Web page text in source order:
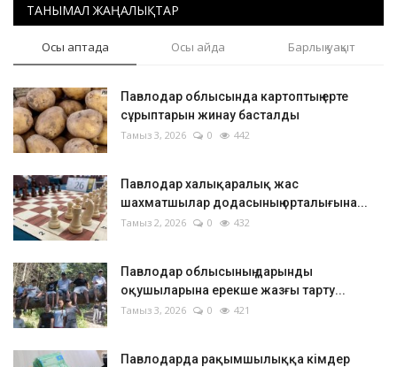
ТАНЫМАЛ ЖАҢАЛЫҚТАР
Осы аптада Осы айда Барлық уақыт
Павлодар облысында картоптың ерте
сұрыптарын жинау басталды
Тамыз 3, 2026 0 442
Павлодар халықаралық жас
шахматшылар додасының орталығына...
Тамыз 2, 2026 0 432
Павлодар облысының дарынды
оқушыларына ерекше жазғы тарту...
Тамыз 3, 2026 0 421
Павлодарда рақымшылыққа кімдер